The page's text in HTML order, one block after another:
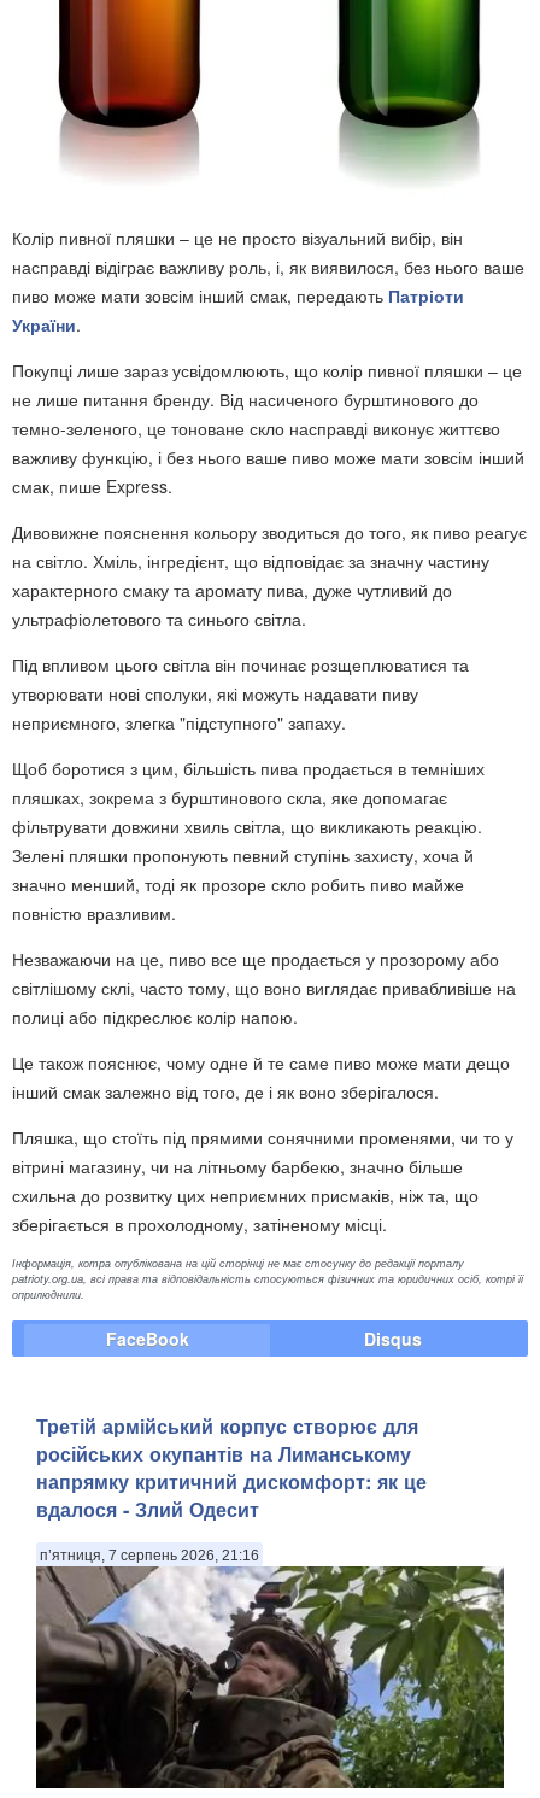
Колір пивної пляшки – це не просто візуальний вибір, він
насправді відіграє важливу роль, і, як виявилося, без нього ваше
пиво може мати зовсім інший смак, передають Патріоти
України.
Покупці лише зараз усвідомлюють, що колір пивної пляшки – це
не лише питання бренду. Від насиченого бурштинового до
темно-зеленого, це тоноване скло насправді виконує життєво
важливу функцію, і без нього ваше пиво може мати зовсім інший
смак, пише Express.
Дивовижне пояснення кольору зводиться до того, як пиво реагує
на світло. Хміль, інгредієнт, що відповідає за значну частину
характерного смаку та аромату пива, дуже чутливий до
ультрафіолетового та синього світла.
Під впливом цього світла він починає розщеплюватися та
утворювати нові сполуки, які можуть надавати пиву
неприємного, злегка "підступного" запаху.
Щоб боротися з цим, більшість пива продається в темніших
пляшках, зокрема з бурштинового скла, яке допомагає
фільтрувати довжини хвиль світла, що викликають реакцію.
Зелені пляшки пропонують певний ступінь захисту, хоча й
значно менший, тоді як прозоре скло робить пиво майже
повністю вразливим.
Незважаючи на це, пиво все ще продається у прозорому або
світлішому склі, часто тому, що воно виглядає привабливіше на
полиці або підкреслює колір напою.
Це також пояснює, чому одне й те саме пиво може мати дещо
інший смак залежно від того, де і як воно зберігалося.
Пляшка, що стоїть під прямими сонячними променями, чи то у
вітрині магазину, чи на літньому барбекю, значно більше
схильна до розвитку цих неприємних присмаків, ніж та, що
зберігається в прохолодному, затіненому місці.
Інформація, котра опублікована на цій сторінці не має стосунку до редакції порталу
patrioty.org.ua, всі права та відповідальність стосуються фізичних та юридичних осіб, котрі її
оприлюднили.
FaceBook Disqus
Третій армійський корпус створює для
російських окупантів на Лиманському
напрямку критичний дискомфорт: як це
вдалося - Злий Одесит
п’ятниця, 7 серпень 2026, 21:16